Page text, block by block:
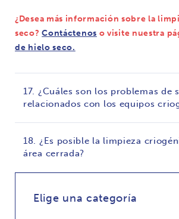
¿Desea más información sobre la
seco?Contáctenos o visite nuestra
de hielo seco.
17. ¿Cuáles son los problemas de
relacionados con los equipos
18. ¿Es posible la limpieza
área cerrada?
Elige una categoría